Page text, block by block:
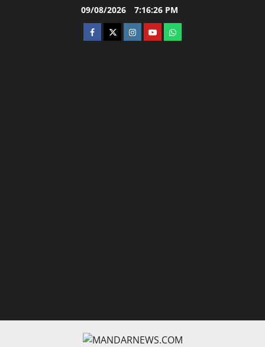
09/08/2026 7:16:27 PM
facebooktwitterinstagram.com
youtubewhatsapp